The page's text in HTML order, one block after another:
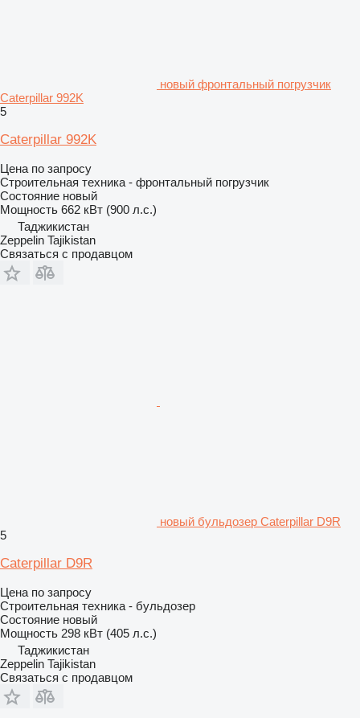
новый фронтальный погрузчик
Caterpillar 992K
5
Caterpillar 992K
Цена по запросу
Строительная техника - фронтальный погрузчик
Состояние новый
Мощность 662 кВт (900 л.с.)
Таджикистан
Zeppelin Tajikistan
Связаться с продавцом
новый бульдозер Caterpillar D9R
5
Caterpillar D9R
Цена по запросу
Строительная техника - бульдозер
Состояние новый
Мощность 298 кВт (405 л.с.)
Таджикистан
Zeppelin Tajikistan
Связаться с продавцом